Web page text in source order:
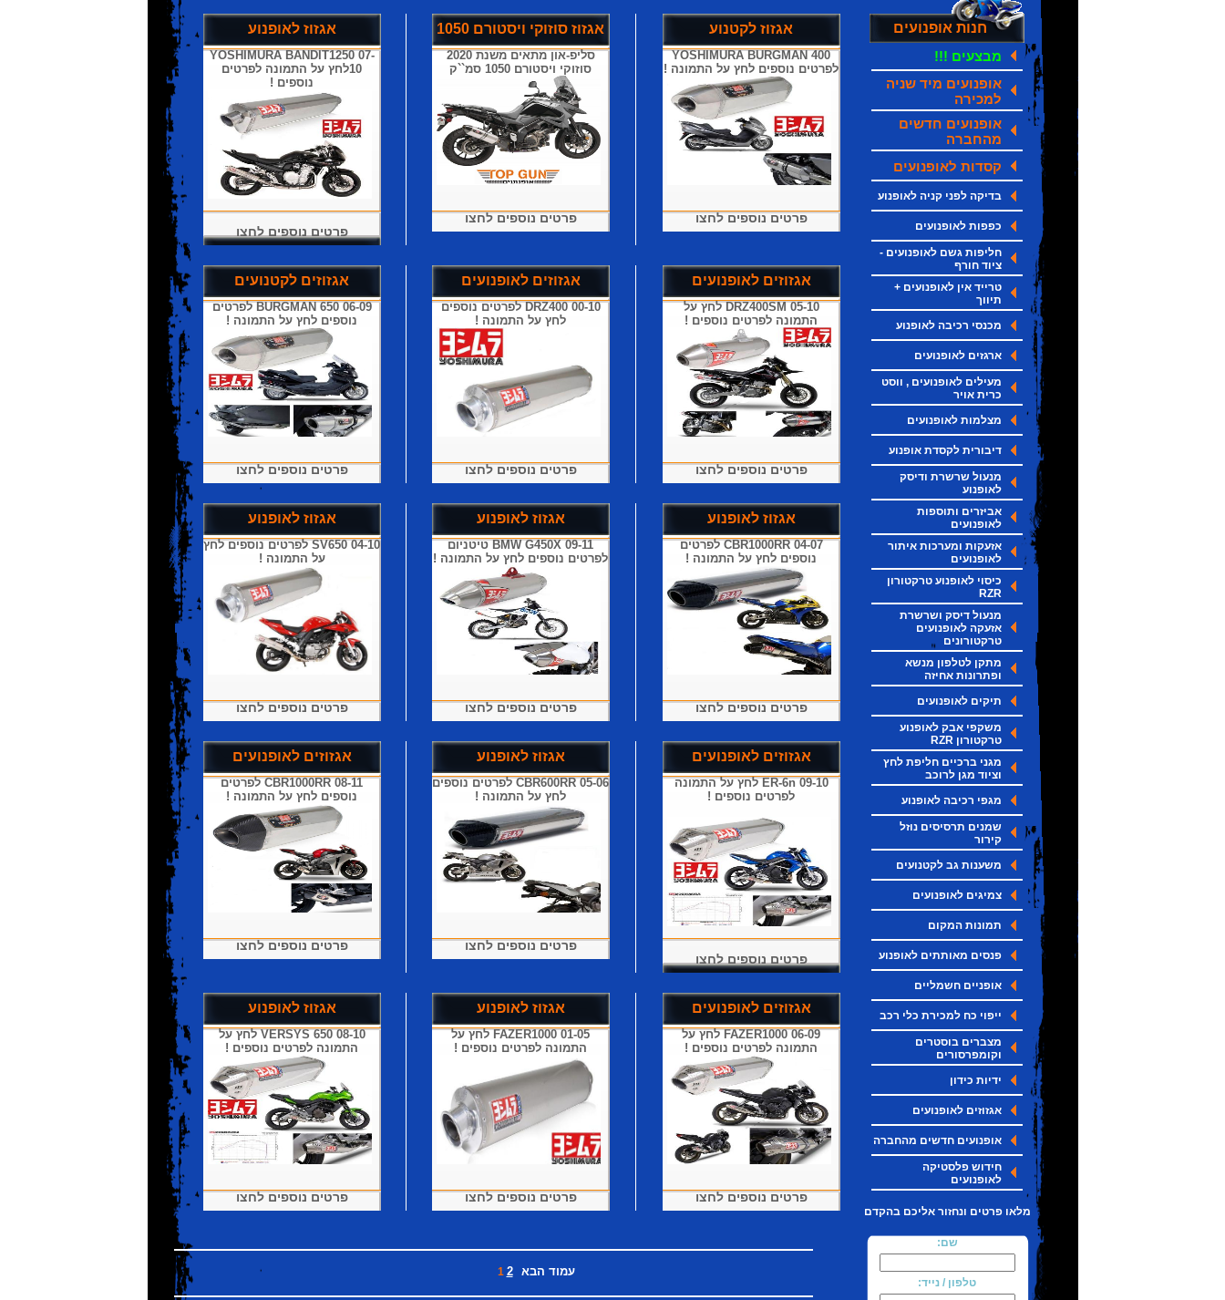
אגזוז לאופנוע
YOSHIMURA BANDIT1250 07-
10לחץ על התמונה לפרטים
נוספים !
פרטים נוספים לחצו
אגזוז סוזוקי ויסטורם 1050
סליפ-און מתאים משנת 2020
סוזוקי ויסטורם 1050 סמ``ק
פרטים נוספים לחצו
אגזוז לקטנוע
YOSHIMURA BURGMAN 400
לפרטים נוספים לחץ על התמונה !
פרטים נוספים לחצו
אגזוזים לקטנועים
BURGMAN 650 06-09 לפרטים
נוספים לחץ על התמונה !
פרטים נוספים לחצו
אגזוזים לאופנועים
DRZ400 00-10 לפרטים נוספים
לחץ על התמונה !
פרטים נוספים לחצו
אגזוזים לאופנועים
DRZ400SM 05-10 לחץ על
התמונה לפרטים נוספים !
פרטים נוספים לחצו
אגזוז לאופנוע
SV650 04-10 לפרטים נוספים לחץ
על התמונה !
פרטים נוספים לחצו
אגזוז לאופנוע
BMW G450X 09-11 טיטניום
לפרטים נוספים לחץ על התמונה !
פרטים נוספים לחצו
אגזוז לאופנוע
CBR1000RR 04-07 לפרטים
נוספים לחץ על התמונה !
פרטים נוספים לחצו
אגזוזים לאופנועים
CBR1000RR 08-11 לפרטים
נוספים לחץ על התמונה !
פרטים נוספים לחצו
אגזוז לאופנוע
CBR600RR 05-06 לפרטים נוספים
לחץ על התמונה !
פרטים נוספים לחצו
אגזוזים לאופנועים
ER-6n 09-10 לחץ על התמונה
לפרטים נוספים !
פרטים נוספים לחצו
אגזוז לאופנוע
VERSYS 650 08-10 לחץ על
התמונה לפרטים נוספים !
פרטים נוספים לחצו
אגזוז לאופנוע
FAZER1000 01-05 לחץ על
התמונה לפרטים נוספים !
פרטים נוספים לחצו
אגזוזים לאופנועים
FAZER1000 06-09 לחץ על
התמונה לפרטים נוספים !
פרטים נוספים לחצו
1 2 עמוד הבא
חנות אופנועים
מבצעים !!!
אופנועים מיד שניה
למכירה
אופנועים חדשים
מהחברה
קסדות לאופנועים
בדיקה לפני קניה לאופנוע
כפפות לאופנועים
חליפות גשם לאופנועים -
ציוד חורף
טרייד אין לאופנועים +
תיווך
מכנסי רכיבה לאופנוע
ארגזים לאופנועים
מעילים לאופנועים , ווסט
כרית אויר
מצלמות לאופנועים
דיבורית לקסדת אופנוע
מנעול שרשרת ודיסק
לאופנוע
אביזרים ותוספות
לאופנועים
אזעקות ומערכות איתור
לאופנועים
כיסוי לאופנוע טרקטורון
RZR
מנעול דיסק ושרשרת
אזעקה לאופנועים
טרקטורונים
מתקן לטלפון מנשא
ופתרונות אחיזה
תיקים לאופנועים
משקפי אבק לאופנוע
טרקטורון RZR
מגני ברכיים חליפת לחץ
וציוד מגן לרוכב
מגפי רכיבה לאופנוע
שמנים תרסיסים נוזל
קירור
משענות גב לקטנועים
צמיגים לאופנועים
תמונות המקום
פנסים מאותתים לאופנוע
אופניים חשמליים
ייפוי כח למכירת כלי רכב
מצברים בוסטרים
וקומפרסורים
ידיות כידון
אגזוזים לאופנועים
אופנועים חדשים מהחברה
חידוש פלסטיקה
לאופנועים
מלאו פרטים ונחזור אליכם בהקדם
שם:
טלפון / נייד: